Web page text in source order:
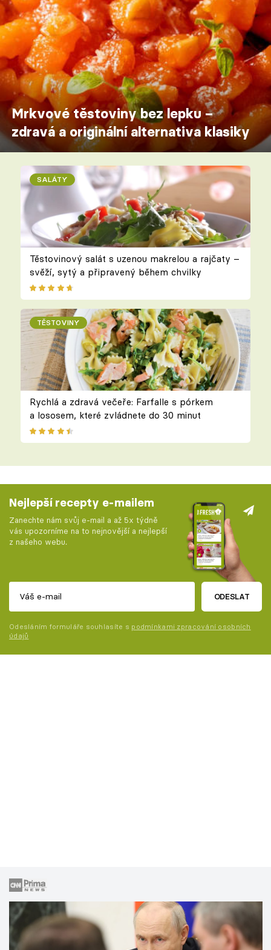
Mrkvové těstoviny bez lepku –
zdravá a originální alternativa klasiky
SALÁTY
Těstovinový salát s uzenou makrelou a rajčaty –
svěží, sytý a připravený během chvilky
TĚSTOVINY
Rychlá a zdravá večeře: Farfalle s pórkem
a lososem, které zvládnete do 30 minut
Nejlepší recepty e-mailem
Zanechte nám svůj e-mail a až 5x týdně
vás upozorníme na to nejnovější a nejlepší
z našeho webu.
ODESLAT
Odesláním formuláře souhlasíte s podmínkami zpracování osobních
údajů